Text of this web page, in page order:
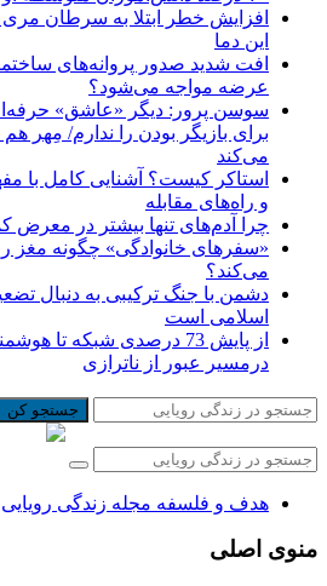
افزایش خطر ابتلا به سرطان مری
این دما
افت شدید صدور پروانه‌های
عرضه مواجه می‌شود؟
برای بازیگر بودن را ندارم/ مِهر
می‌کند
استاکر کیست؟ آشنایی کامل با
و راه‌های مقابله
چرا آدم‌های تنها بیشتر در معرض
«سفرهای خانوادگی» چگونه مغز
می‌کند؟
دشمن با جنگ ترکیبی به دنبال
اسلامی است
از پایش 73 درصدی شبکه
درمسیر عبور از ناترازی
جستجو کن
هدف و فلسفه مجله زندگی رویایی
منوی اصلی